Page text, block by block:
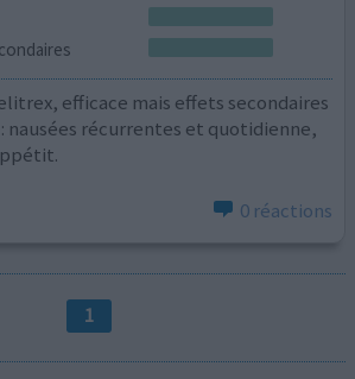
efficace mais effets secondaires
nausées récurrentes et quotidienne,
0 réactions
1